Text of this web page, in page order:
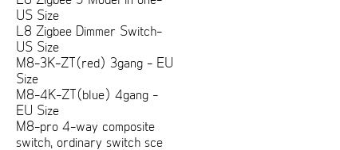
US Size
L8 Zigbee Dimmer Switch-
US Size
M8-3K-ZT(red) 3gang - EU
Size
M8-4K-ZT(blue) 4gang -
EU Size
M8-pro 4-way composite
switch, ordinary switch sce